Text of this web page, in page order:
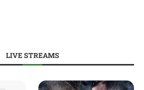
LIVE STREAMS